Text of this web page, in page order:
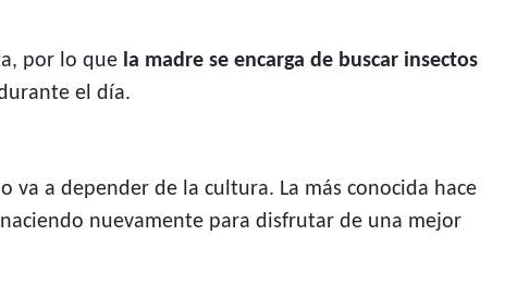
por lo que la madre se encarga de buscar insectos
el día.
va a depender de la cultura. La más conocida hace
nuevamente para disfrutar de una mejor